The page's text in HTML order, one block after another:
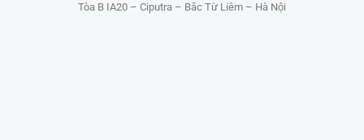
Tòa B IA20 – Ciputra – Bắc Từ Liêm – Hà Nội